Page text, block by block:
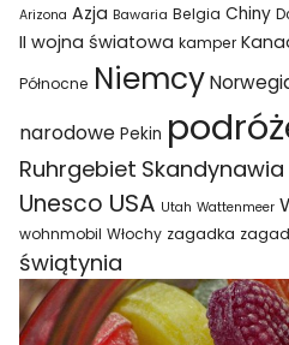
Arizona Azja Bawaria Belgia Chiny
II wojna światowa kamper
Północne Niemcy
narodowe Pekin
Ruhrgebiet Skandynawia
Unesco USA Utah Wattenmeer
wohnmobil Włochy zagadka
świątynia